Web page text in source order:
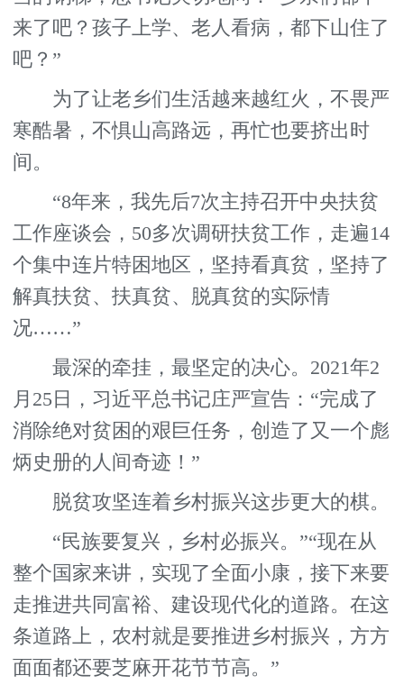
来了吧？孩子上学、老人看病，都下山住了
吧？”
为了让老乡们生活越来越红火，不畏严
寒酷暑，不惧山高路远，再忙也要挤出时
间。
“8年来，我先后7次主持召开中央扶贫
工作座谈会，50多次调研扶贫工作，走遍14
个集中连片特困地区，坚持看真贫，坚持了
解真扶贫、扶真贫、脱真贫的实际情
况……”
最深的牵挂，最坚定的决心。2021年2
月25日，习近平总书记庄严宣告：“完成了
消除绝对贫困的艰巨任务，创造了又一个彪
炳史册的人间奇迹！”
脱贫攻坚连着乡村振兴这步更大的棋。
“民族要复兴，乡村必振兴。”“现在从
整个国家来讲，实现了全面小康，接下来要
走推进共同富裕、建设现代化的道路。在这
条道路上，农村就是要推进乡村振兴，方方
面面都还要芝麻开花节节高。”